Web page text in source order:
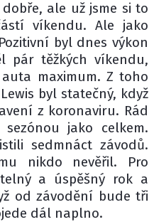
ale už jsme si to
víkendu. Ale jako
byl dnes výkon
pár těžkých víkendu,
maximum. Z toho
byl statečný, když
z koronaviru. Rád
jako celkem.
sedmnáct závodů.
nikdo nevěřil. Pro
a úspěšný rok a
od závodění bude tři
dál naplno.